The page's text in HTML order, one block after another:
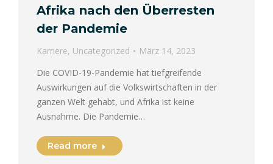
Afrika nach den Überresten
der Pandemie
Karriere, Uncategorized
März 14, 2023
Die COVID-19-Pandemie hat tiefgreifende
Auswirkungen auf die Volkswirtschaften in der
ganzen Welt gehabt, und Afrika ist keine
Ausnahme. Die Pandemie…
Read more